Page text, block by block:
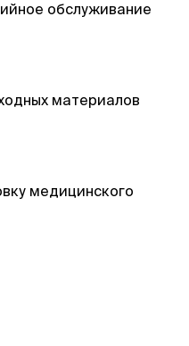
обслуживание
материалов
медицинского